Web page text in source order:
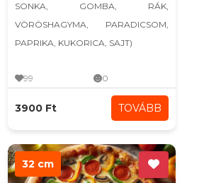
SONKA, GOMBA, RÁK,
VÖRÖSHAGYMA, PARADICSOM,
PAPRIKA, KUKORICA, SAJT)
99 0
3900 Ft TOVÁBB
32 cm